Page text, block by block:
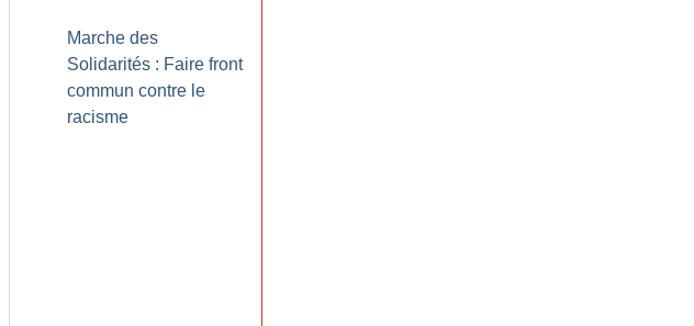
Marche des
Solidarités : Faire front
commun contre le
racisme